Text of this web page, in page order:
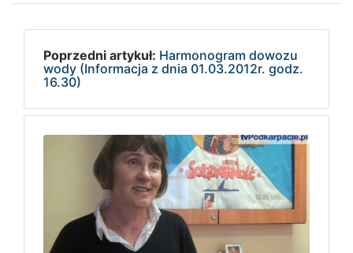
Poprzedni artykuł: Harmonogram dowozu
wody (Informacja z dnia 01.03.2012r. godz.
16.30)